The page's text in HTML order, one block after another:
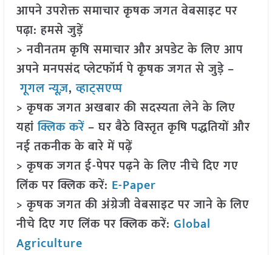
आपने उपरोक्त समाचार कृषक जगत वेबसाइट पर
पढ़ा: हमसे जुड़ें
> नवीनतम कृषि समाचार और अपडेट के लिए आप
अपने मनपसंद प्लेटफॉर्म पे कृषक जगत से जुड़े –
गूगल न्यूज़,व्हाट्सएप्प
> कृषक जगत अखबार की सदस्यता लेने के लिए
यहांक्लिक करें– घर बैठे विस्तृत कृषि पद्धतियों और
नई तकनीक के बारे में पढ़ें
> कृषक जगत ई-पेपर पढ़ने के लिए नीचे दिए गए
लिंक पर क्लिक करें: E-Paper
> कृषक जगत की अंग्रेजी वेबसाइट पर जाने के लिए
नीचे दिए गए लिंक पर क्लिक करें: Global
Agriculture